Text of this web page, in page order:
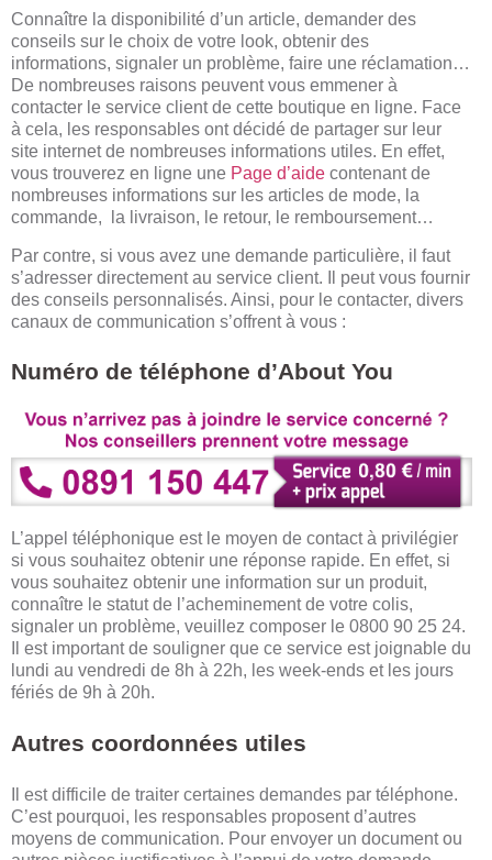
Connaître la disponibilité d’un article, demander des
conseils sur le choix de votre look, obtenir des
informations, signaler un problème, faire une réclamation…
De nombreuses raisons peuvent vous emmener à
contacter le service client de cette boutique en ligne. Face
à cela, les responsables ont décidé de partager sur leur
site internet de nombreuses informations utiles. En effet,
vous trouverez en ligne une Page d’aide contenant de
nombreuses informations sur les articles de mode, la
commande, la livraison, le retour, le remboursement…
Par contre, si vous avez une demande particulière, il faut
s’adresser directement au service client. Il peut vous fournir
des conseils personnalisés. Ainsi, pour le contacter, divers
canaux de communication s’offrent à vous :
Numéro de téléphone d’About You
L’appel téléphonique est le moyen de contact à privilégier
si vous souhaitez obtenir une réponse rapide. En effet, si
vous souhaitez obtenir une information sur un produit,
connaître le statut de l’acheminement de votre colis,
signaler un problème, veuillez composer le 0800 90 25 24.
Il est important de souligner que ce service est joignable du
lundi au vendredi de 8h à 22h, les week-ends et les jours
fériés de 9h à 20h.
Autres coordonnées utiles
Il est difficile de traiter certaines demandes par téléphone.
C’est pourquoi, les responsables proposent d’autres
moyens de communication. Pour envoyer un document ou